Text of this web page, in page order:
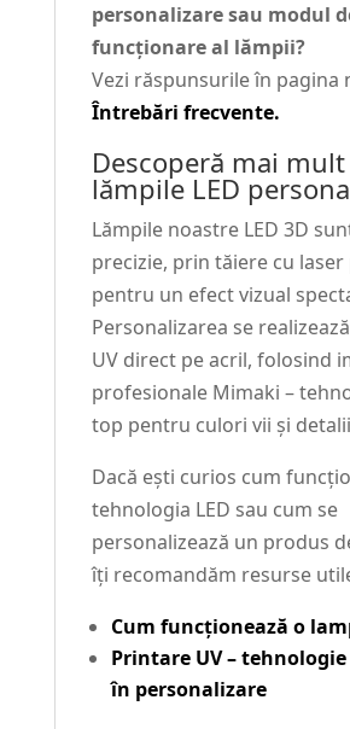
personalizare sau modul
funcționare al lămpii?
Vezi răspunsurile în pagina
Întrebări frecvente.
Descoperă mai
lămpile LED
Lămpile noastre LED 3D
precizie, prin tăiere cu laser
pentru un efect vizual
Personalizarea se
UV direct pe acril, folosind
profesionale Mimaki –
top pentru culori vii și
Dacă ești curios cum
tehnologia LED sau cum se
personalizează un produs
îți recomandăm resurse
Cum funcționează o
Printare UV –
în personalizare